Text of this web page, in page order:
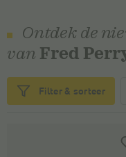
Ontdek de
van Fred
Filter & sorteer